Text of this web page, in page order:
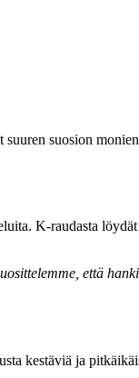
suuren suosion
K-raudasta
että
kestäviä ja